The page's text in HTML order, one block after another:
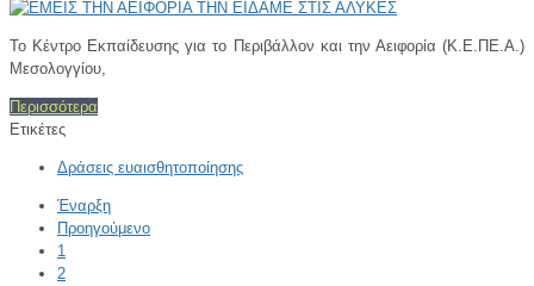
Το Κέντρο Εκπαίδευσης για το Περιβάλλον και την Αειφορία (Κ.Ε.ΠΕ.Α.)
Μεσολογγίου,
Περισσότερα
Ετικέτες
Δράσεις ευαισθητοποίησης
Έναρξη
Προηγούμενο
1
2